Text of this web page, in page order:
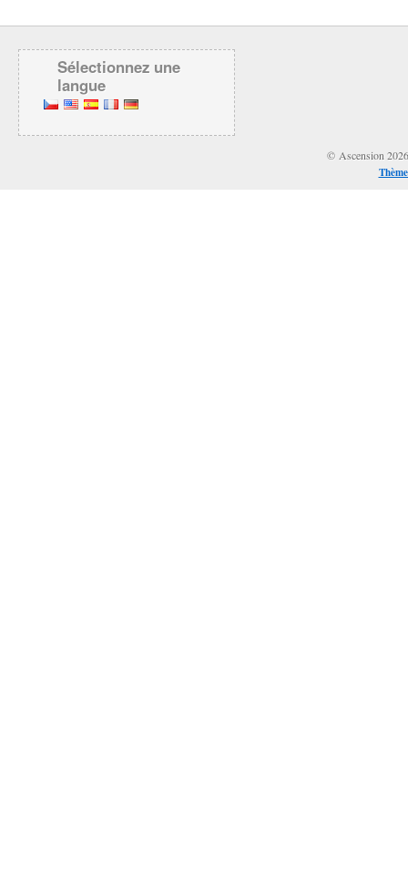
Sélectionnez une
langue
© Ascension